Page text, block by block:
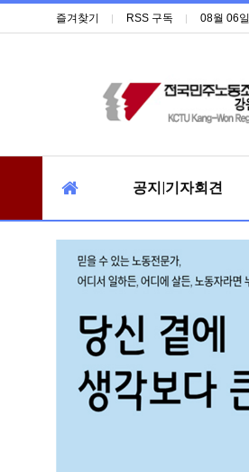
즐겨찾기 RSS 구독 08월 06
공지|기자회견